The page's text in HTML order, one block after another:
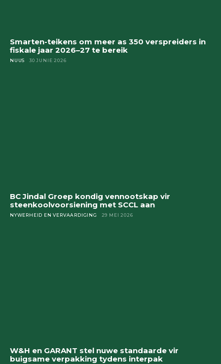
Smarten-teikens om meer as 350 verspreiders in
fiskale jaar 2026–27 te bereik
NUUS 30 JUNIE 2026
BC Jindal Groep kondig vennootskap vir
steenkoolvoorsiening met SCCL aan
NYWERHEID EN VERVAARDIGING 29 MEI 2026
W&H en GARANT stel nuwe standaarde vir
buigsame verpakking tydens interpak